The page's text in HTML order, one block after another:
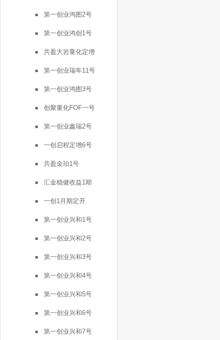
第一创业鸿图2号
第一创业鸿创1号
共盈大岩量化定增
第一创业瑞年11号
第一创业鸿图3号
创聚量化FOF一号
第一创业鑫瑞2号
一创启程定增6号
共盈金珀1号
汇金稳健收益1期
一创1月期定开
第一创业兴和1号
第一创业兴和2号
第一创业兴和3号
第一创业兴和4号
第一创业兴和5号
第一创业兴和6号
第一创业兴和7号